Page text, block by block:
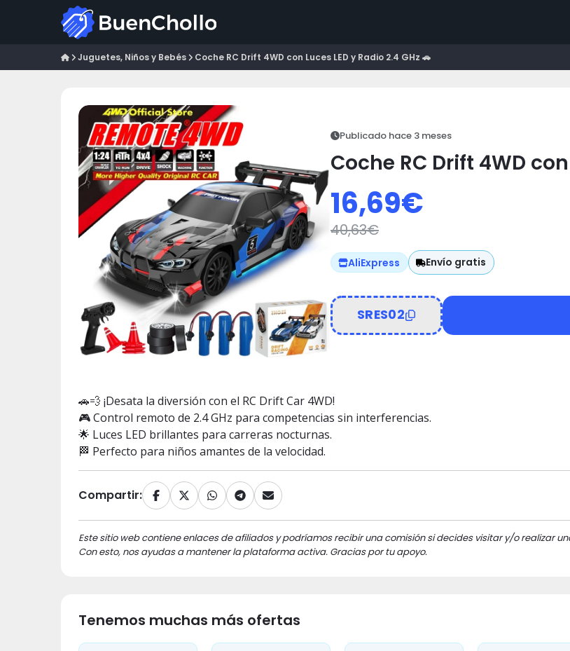
Juguetes, Niños y Bebés Coche RC Drift 4WD con Luces LED y Radio 2.4 GHz 🚗
Publicado hace 3 meses
Coche RC Drift 4WD
16,69€
40,63€
AliExpress Envío gratis
SRES02
🚗💨 ¡Desata la diversión con el RC Drift Car 4WD!
🎮 Control remoto de 2.4 GHz para competencias sin interferencias.
🌟 Luces LED brillantes para carreras nocturnas.
🏁 Perfecto para niños amantes de la velocidad.
Compartir:
Este sitio web contiene enlaces de afiliados y podríamos recibir una comisión si decides visitar y/o realizar
Con esto, nos ayudas a mantener la plataforma activa. Gracias por tu apoyo.
Tenemos muchas más ofertas